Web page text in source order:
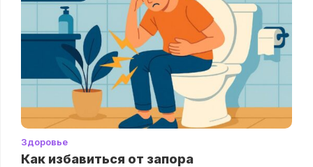
Здоровье
Как избавиться от запора